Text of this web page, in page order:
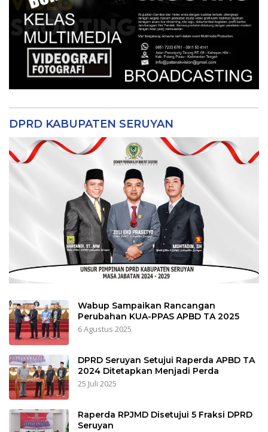
DPRD KABUPATEN SERUYAN
Wabup Sampaikan Rancangan
Perubahan KUA-PPAS APBD TA 2025
6 Agustus 2025
DPRD Seruyan Setujui Raperda APBD TA
2024 Ditetapkan Menjadi Perda
25 Juli 2025
Raperda RPJMD Disetujui 5 Fraksi DPRD
Seruyan